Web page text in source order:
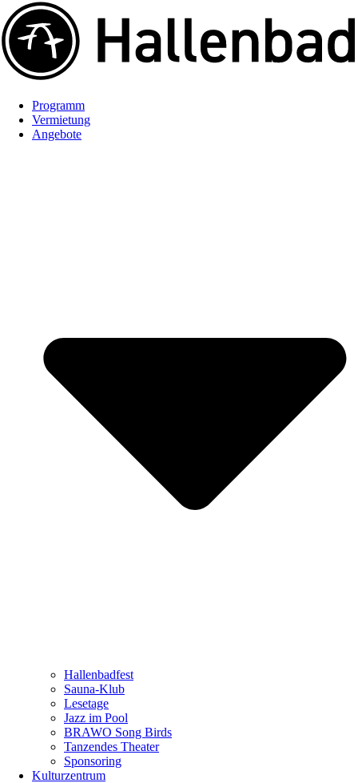
Programm
Vermietung
Angebote
Hallenbadfest
Sauna-Klub
Lesetage
Jazz im Pool
BRAWO Song Birds
Tanzendes Theater
Sponsoring
Kulturzentrum